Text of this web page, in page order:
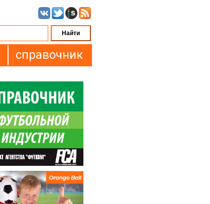
справочник